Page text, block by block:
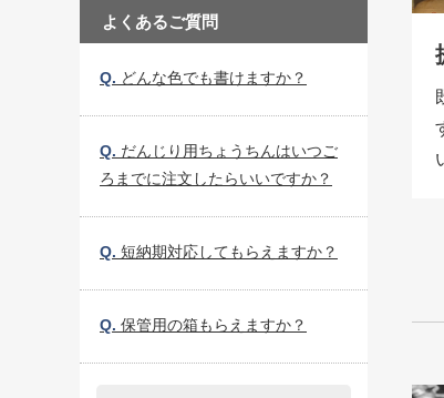
よくあるご質問
Q. どんな色でも書けますか？
Q. だんじり用ちょうちんはいつご
ろまでに注文したらいいですか？
Q. 短納期対応してもらえますか？
Q. 保管用の箱もらえますか？